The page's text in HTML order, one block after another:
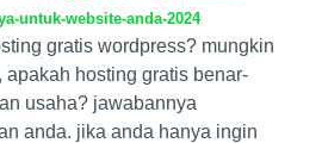
untuk-website-anda-2024
gratis wordpress? mungkin
apakah hosting gratis benar-
usaha? jawabannya
anda. jika anda hanya ingin